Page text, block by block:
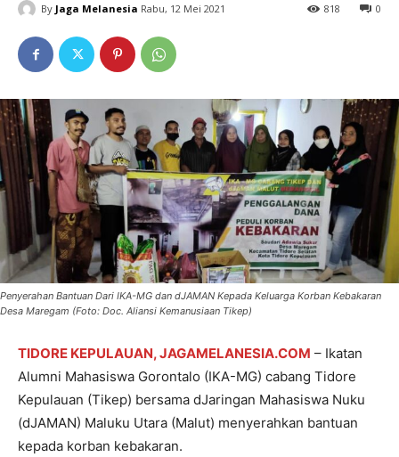
By Jaga Melanesia Rabu, 12 Mei 2021 0
818
Penyerahan Bantuan Dari IKA-MG dan dJAMAN Kepada Keluarga Korban Kebakaran
Desa Maregam (Foto: Doc. Aliansi Kemanusiaan Tikep)
TIDORE KEPULAUAN, JAGAMELANESIA.COM – Ikatan
Alumni Mahasiswa Gorontalo (IKA-MG) cabang Tidore
Kepulauan (Tikep) bersama dJaringan Mahasiswa Nuku
(dJAMAN) Maluku Utara (Malut) menyerahkan bantuan
kepada korban kebakaran.